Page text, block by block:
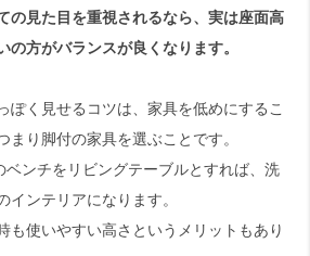
の見た目を重視されるなら、実は座面高
の方がバランスが良くなります。
ぽく見せるコツは、家具を低めにするこ
まり脚付の家具を選ぶことです。
ベンチをリビングテーブルとすれば、洗
インテリアになります。
も使いやすい高さというメリットもあり